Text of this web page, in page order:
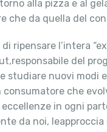
alla pizza e al
che da quella del
ripensare l’intera
del
studiare nuovi modi
che
in ogni
da noi, leapproccia